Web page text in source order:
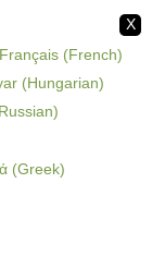
X
Français (French)
(Hungarian)
Russian)
(Greek)